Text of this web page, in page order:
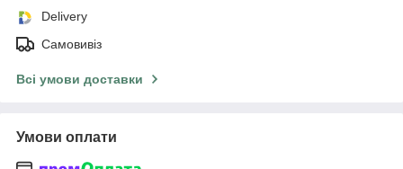
Delivery
Самовивіз
Всі умови доставки
Умови оплати